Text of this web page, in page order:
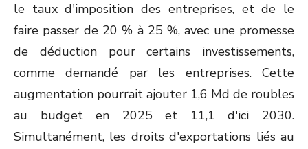
le taux d'imposition des entreprises, et de le
faire passer de 20 % à 25 %, avec une promesse
de déduction pour certains investissements,
comme demandé par les entreprises. Cette
augmentation pourrait ajouter 1,6 Md de roubles
au budget en 2025 et 11,1 d'ici 2030.
Simultanément, les droits d'exportations liés au